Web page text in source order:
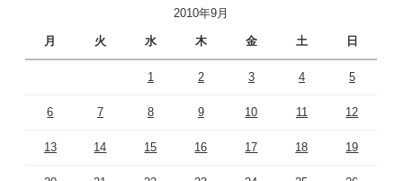
2010年9月
月 火 水 木 金 土 日
1 2 3 4 5
6 7 8 9 10 11 12
13 14 15 16 17 18 19